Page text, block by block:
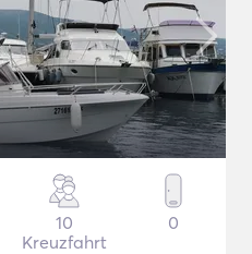
10
Kreuzfahrt
0